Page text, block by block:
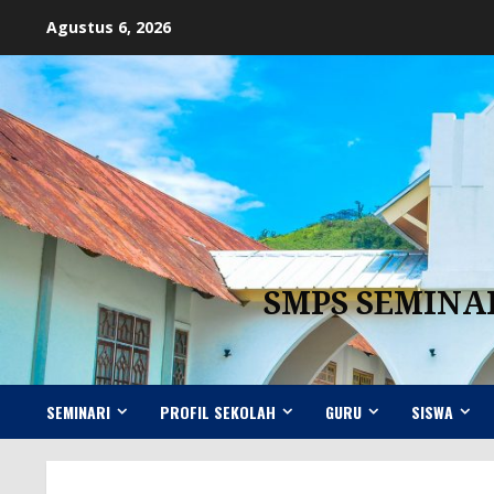
content
Agustus 6, 2026
SMPS
SEMINARI PROFIL SEKOLAH GURU SISWA